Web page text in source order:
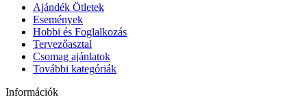
Ajándék Ötletek
Események
Hobbi és Foglalkozás
Tervezőasztal
Csomag ajánlatok
További kategóriák
Információk